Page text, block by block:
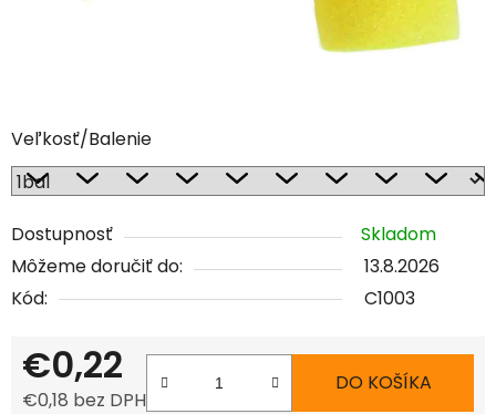
Veľkosť/Balenie
Dostupnosť
Skladom
Môžeme doručiť do:
13.8.2026
Kód:
C1003
€0,22
€0,18 bez DPH
DO KOŠÍKA